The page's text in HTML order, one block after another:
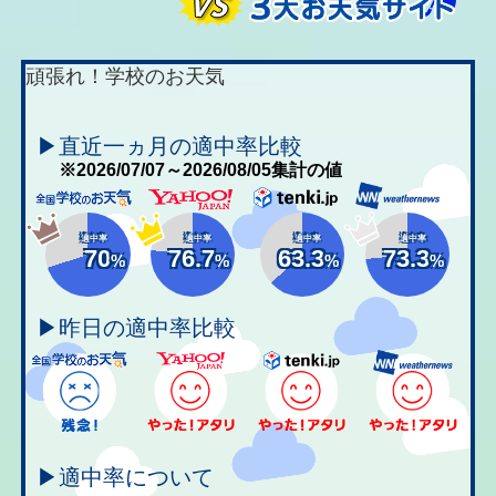
頑張れ！学校のお天気
▶直近一ヵ月の適中率比較
※2026/07/07～2026/08/05集計の値
適中率
70%
適中率
76.7%
適中率
63.3%
適中率
73.3%
▶昨日の適中率比較
▶適中率について